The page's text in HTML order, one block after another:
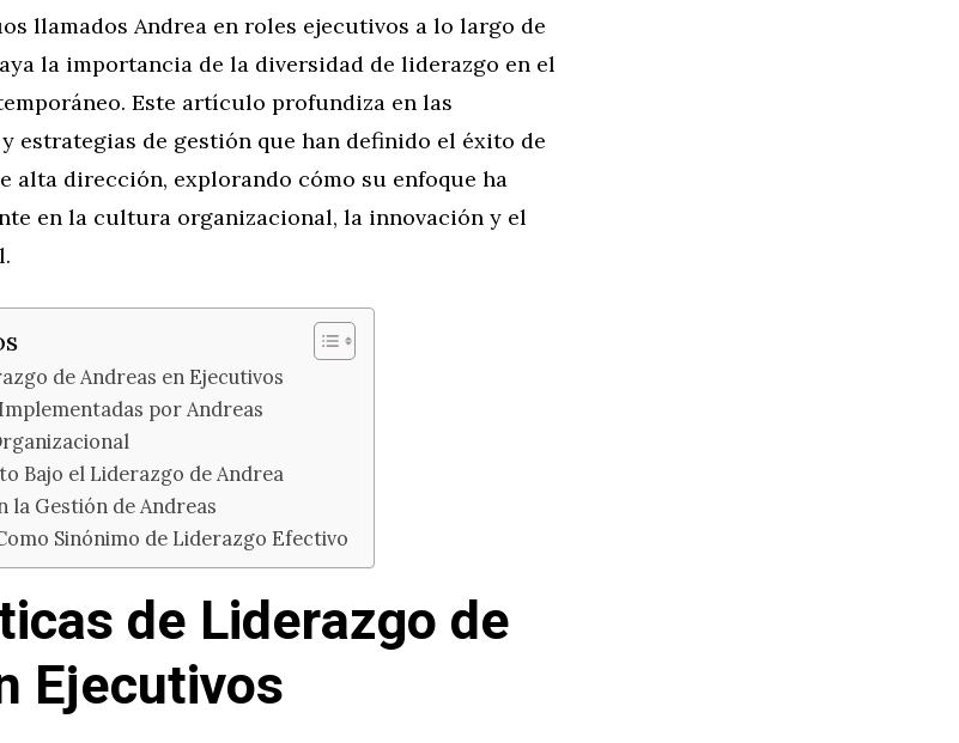
llamados Andrea en roles ejecutivos a lo largo de
la importancia de la diversidad de liderazgo en el
Este artículo profundiza en las
estrategias de gestión que han definido el éxito de
alta dirección, explorando cómo su enfoque ha
en la cultura organizacional, la innovación y el
de Andreas en Ejecutivos
por Andreas
Bajo el Liderazgo de Andrea
la Gestión de Andreas
Sinónimo de Liderazgo Efectivo
de Liderazgo de
Ejecutivos